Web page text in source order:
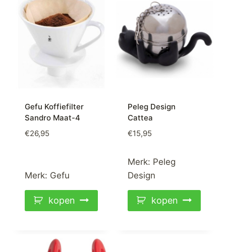
Gefu Koffiefilter
Sandro Maat-4
€26,95
Merk: Gefu
kopen
Peleg Design
Cattea
€15,95
Merk: Peleg
Design
kopen